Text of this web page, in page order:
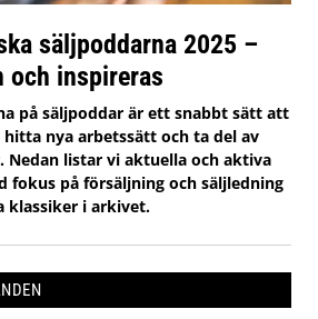
säljpoddarna 2025 –
och inspireras
på säljpoddar är ett snabbt sätt att
nya arbetssätt och ta del av
Nedan listar vi aktuella och aktiva
fokus på försäljning och säljledning
klassiker i arkivet.